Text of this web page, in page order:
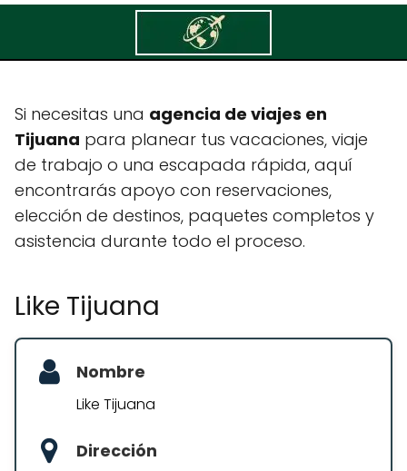
Like Tijuana
Si necesitas una agencia de viajes en
Tijuana para planear tus vacaciones, viaje
de trabajo o una escapada rápida, aquí
encontrarás apoyo con reservaciones,
elección de destinos, paquetes completos y
asistencia durante todo el proceso.
Like Tijuana
Nombre
Like Tijuana
Dirección